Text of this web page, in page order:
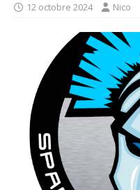
12 octobre 2024 Nico